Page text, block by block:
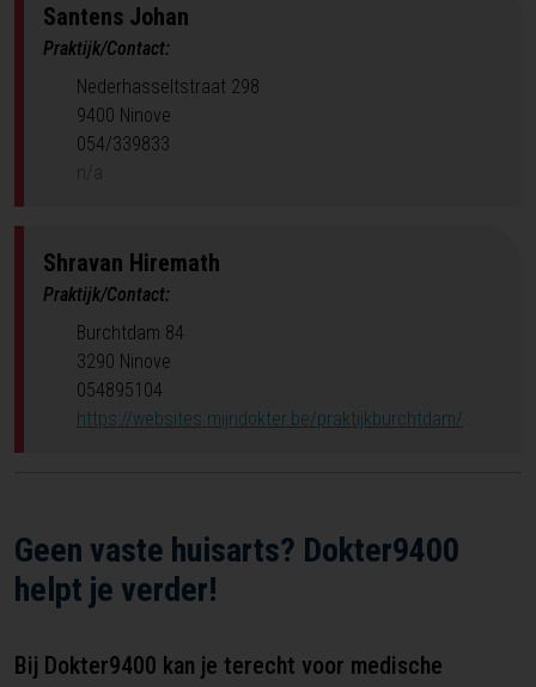
Santens Johan
Praktijk/Contact:
Nederhasseltstraat 298
9400 Ninove
054/339833
n/a
Shravan Hiremath
Praktijk/Contact:
Burchtdam 84
3290 Ninove
054895104
https://websites.mijndokter.be/praktijkburchtdam/
Geen vaste huisarts? Dokter9400
helpt je verder!
Bij Dokter9400 kan je terecht voor medische